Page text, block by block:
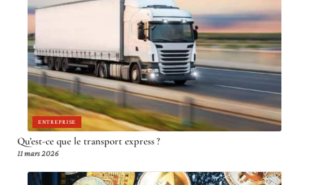
ENTREPRISE
Qu’est-ce que le transport express ?
11 mars 2026